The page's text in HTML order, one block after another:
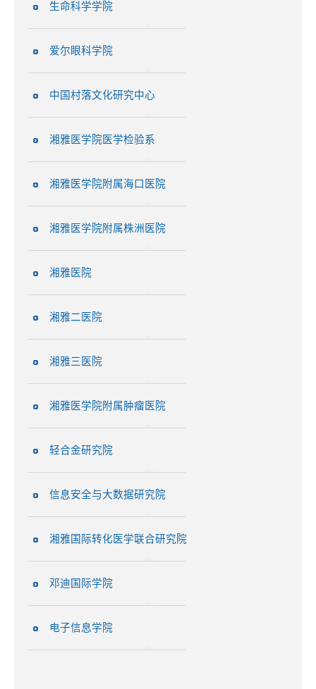
生命科学学院
爱尔眼科学院
中国村落文化研究中心
湘雅医学院医学检验系
湘雅医学院附属海口医院
湘雅医学院附属株洲医院
湘雅医院
湘雅二医院
湘雅三医院
湘雅医学院附属肿瘤医院
轻合金研究院
信息安全与大数据研究院
湘雅国际转化医学联合研究院
邓迪国际学院
电子信息学院